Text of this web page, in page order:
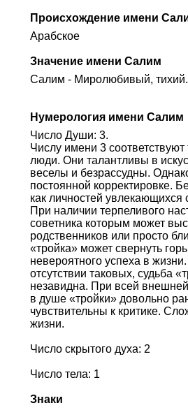
Происхождение имени
Арабское
Значение имени Салим
Салим - Миролюбивый,
Нумерология имени Салим
Число Души: 3.
Числу имени 3 соответствуют
люди. Они талантливы в
веселы и безрассудны.
постоянной корректировке.
как личностей увлекающихся
При наличии терпеливого
советника которым может
родственников или просто
«тройка» может свернуть
невероятного успеха в
отсутствии таковых, судьба
незавидна. При всей
в душе «тройки» довольно
чувствительны к критике.
жизни.
Число скрытого духа: 2
Число тела: 1
Знаки